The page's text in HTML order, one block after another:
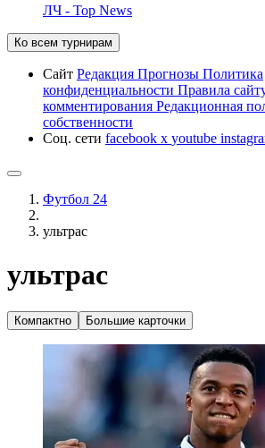
ЛЧ - Top News
Ко всем турнирам
Сайт Редакция Прогнозы Политика
конфиденциальности Правила
комментирования Редакционная
собственности
Соц. сети facebook x youtube
Футбол 24
ультрас
ультрас
Компактно Большие карточки